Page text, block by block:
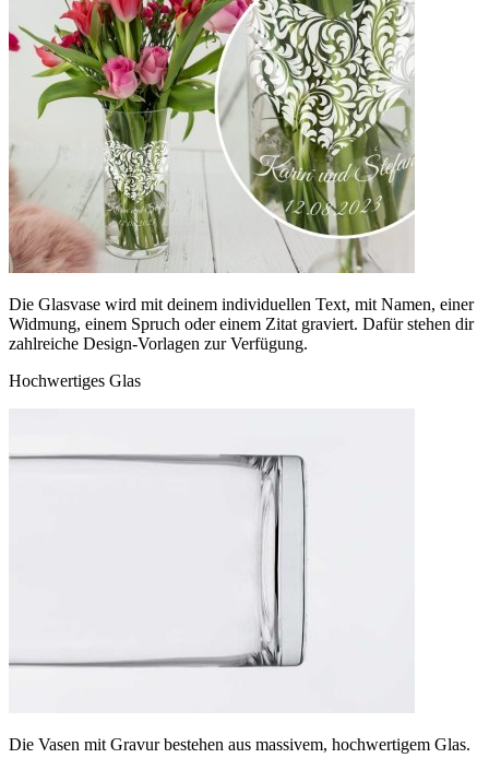
Die Glasvase wird mit deinem individuellen Text, mit Namen, einer
Widmung, einem Spruch oder einem Zitat graviert. Dafür stehen dir
zahlreiche Design-Vorlagen zur Verfügung.
Hochwertiges Glas
Die Vasen mit Gravur bestehen aus massivem, hochwertigem Glas.